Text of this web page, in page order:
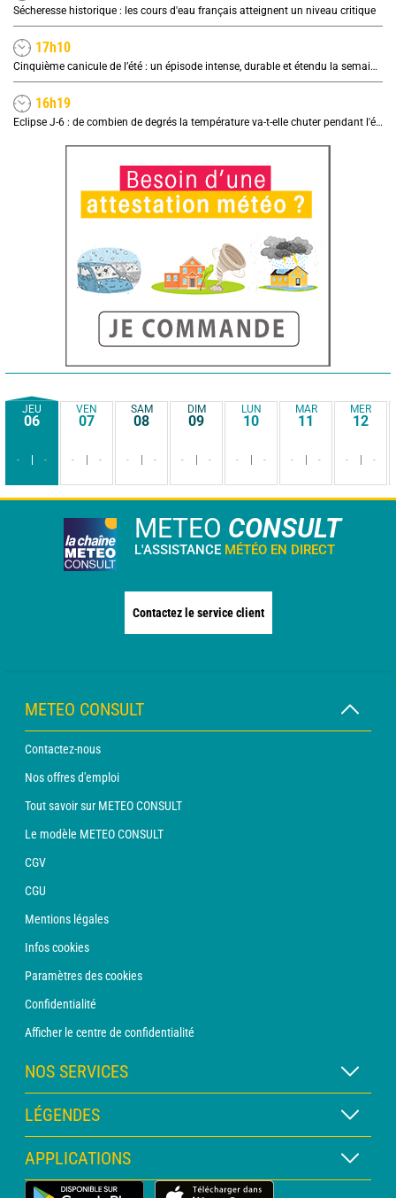
Sécheresse historique : les cours d'eau français atteignent un niveau critique
17h10
Cinquième canicule de l’été : un épisode intense, durable et étendu la semaine prochaine
16h19
Eclipse J-6 : de combien de degrés la température va-t-elle chuter pendant l'éclipse du 12 août ?
JEU
06
- -
VEN
07
- -
SAM
08
- -
DIM
09
- -
LUN
10
- -
MAR
11
- -
MER
12
- -
METEO CONSULT
L'ASSISTANCE MÉTÉO EN DIRECT
Contactez le service client
METEO CONSULT
Contactez-nous
Nos offres d'emploi
Tout savoir sur METEO CONSULT
Le modèle METEO CONSULT
CGV
CGU
Mentions légales
Infos cookies
Paramètres des cookies
Confidentialité
Afficher le centre de confidentialité
NOS SERVICES
Abonnement METEO Xpert
Abonnement METEO PRO
Consultation avec un prévisionniste
LÉGENDES
Légende des cartes
Légende des pictogrammes
APPLICATIONS